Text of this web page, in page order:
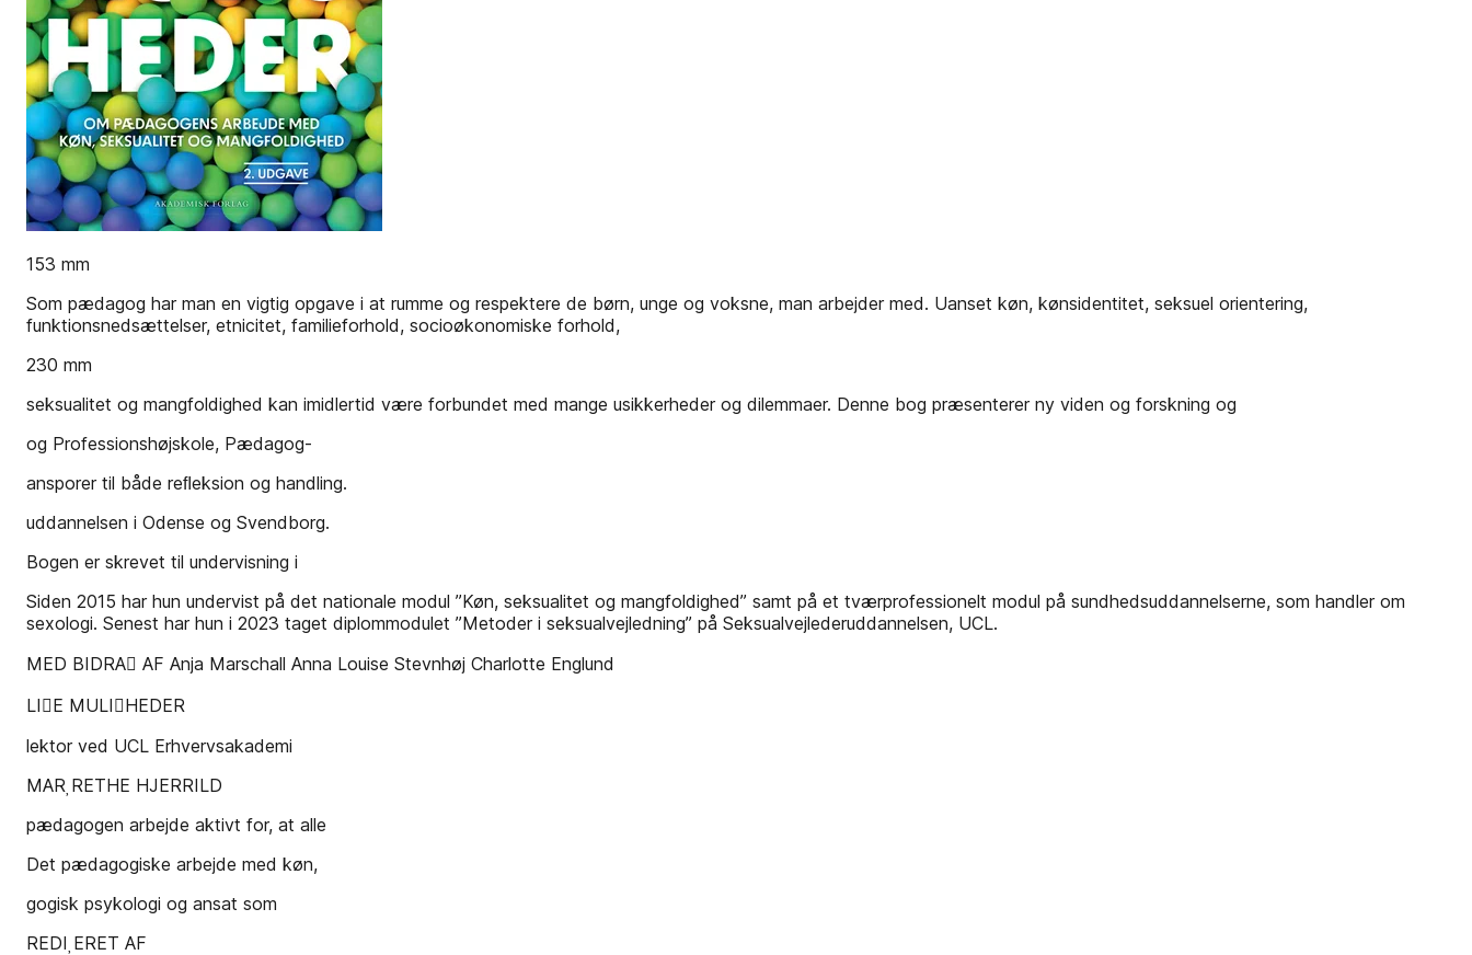
153 mm
Som pædagog har man en vigtig opgave i at rumme og respektere de børn, unge og voksne, man arbejder med. Uanset køn, kønsidentitet, seksuel orientering,
funktionsnedsættelser, etnicitet, familieforhold, socioøkonomiske forhold,
230 mm
seksualitet og mangfoldighed kan imidlertid være forbundet med mange usikkerheder og dilemmaer. Denne bog præsenterer ny viden og forskning og
og Professionshøjskole, Pædagog-
ansporer til både reﬂeksion og handling.
uddannelsen i Odense og Svendborg.
Bogen er skrevet til undervisning i
Siden 2015 har hun undervist på det nationale modul ”Køn, seksualitet og mangfoldighed” samt på et tværprofessionelt modul på sundhedsuddannelserne, som handler om
sexologi. Senest har hun i 2023 taget diplommodulet ”Metoder i seksualvejledning” på Seksualvejlederuddannelsen, UCL.
MED BIDRA AF Anja Marschall Anna Louise Stevnhøj Charlotte Englund
LIE MULIHEDER
lektor ved UCL Erhvervsakademi
MARRETHE HJERRILD
pædagogen arbejde aktivt for, at alle
Det pædagogiske arbejde med køn,
gogisk psykologi og ansat som
REDIERET AF